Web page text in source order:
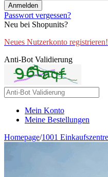
Anmelden
Passwort vergessen?
Neu bei Shopunits?
Neues Nutzerkonto registrieren!
Anti-Bot Validierung
Mein Konto
Meine Bestellungen
Homepage/1001